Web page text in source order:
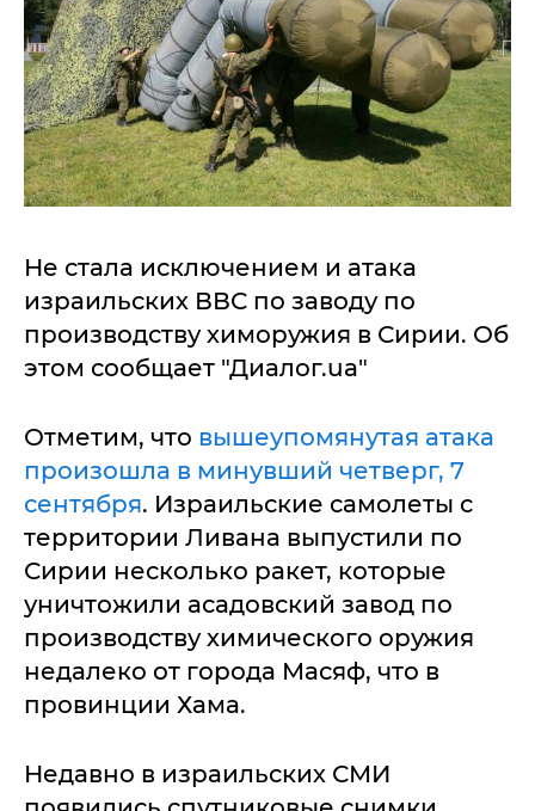
Не стала исключением и атака
израильских ВВС по заводу по
производству химоружия в Сирии. Об
этом сообщает "Диалог.ua"
Отметим, что вышеупомянутая атака
произошла в минувший четверг, 7
сентября. Израильские самолеты с
территории Ливана выпустили по
Сирии несколько ракет, которые
уничтожили асадовский завод по
производству химического оружия
недалеко от города Масяф, что в
провинции Хама.
Недавно в израильских СМИ